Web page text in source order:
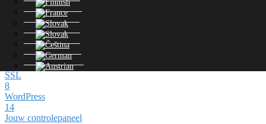
Foutcodes & Ontwikkeling
FTP en database
Beveiliging
SSL
8
WordPress
14
Jouw controlepaneel